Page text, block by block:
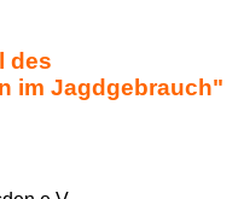
des
im Jagdgebrauch"